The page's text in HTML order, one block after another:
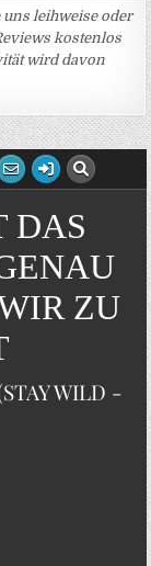
leihweise oder
kostenlos
wird davon
DAS
ZU
WILD -